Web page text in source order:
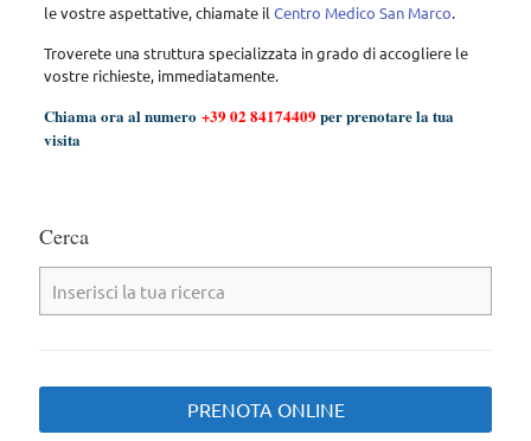
le vostre aspettative, chiamate il Centro Medico San Marco.
Troverete una struttura specializzata in grado di accogliere le
vostre richieste, immediatamente.
Chiama ora al numero +39 02 84174409per prenotare la tua
visita
Cerca
PRENOTA ONLINE